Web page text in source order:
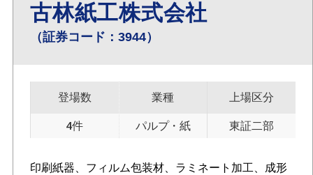
古林紙工株式会社
（証券コード：3944）
登場数
4件
業種
パルプ・紙
上場区分
東証二部
印刷紙器、フィルム包装材、ラミネート加工、成形